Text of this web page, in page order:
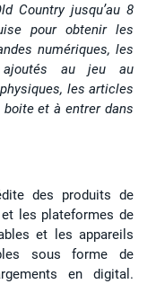
Country jusqu’au 8
pour obtenir les
numériques, les
ajoutés au jeu au
les articles
et à entrer dans
des produits de
les plateformes de
et les appareils
sous forme de
en digital.